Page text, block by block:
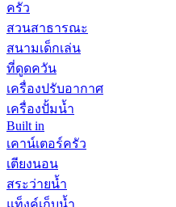
ครัว
สวนสาธารณะ
สนามเด็กเล่น
ที่ดูดควัน
เครื่องปรับอากาศ
เครื่องปั้มน้ำ
Built in
เคาน์เตอร์ครัว
เตียงนอน
สระว่ายน้ำ
แท็งค์เก็บน้ำ